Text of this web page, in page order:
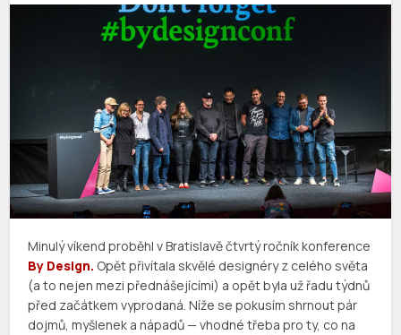
Minulý víkend proběhl v Bratislavě čtvrtý ročník konference
By Design. Opět přivítala skvělé designéry z celého světa
(a to nejen mezi přednášejícími) a opět byla už řadu týdnů
před začátkem vyprodaná. Níže se pokusím shrnout pár
dojmů, myšlenek a nápadů — vhodné třeba pro ty, co na